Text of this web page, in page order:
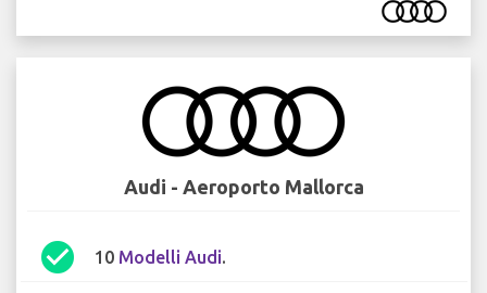
Audi - Aeroporto Mallorca
check_circle 10 Modelli Audi.